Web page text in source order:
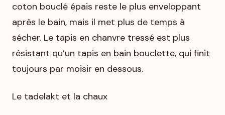
coton bouclé épais reste le plus enveloppant
après le bain, mais il met plus de temps à
sécher. Le tapis en chanvre tressé est plus
résistant qu’un tapis en bain bouclette, qui finit
toujours par moisir en dessous.
Le tadelakt et la chaux